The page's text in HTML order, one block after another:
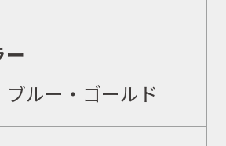
ー
ブルー・ゴールド